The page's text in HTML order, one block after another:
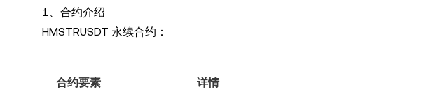
1、合约介绍
HMSTRUSDT 永续合约：
合约要素 详情